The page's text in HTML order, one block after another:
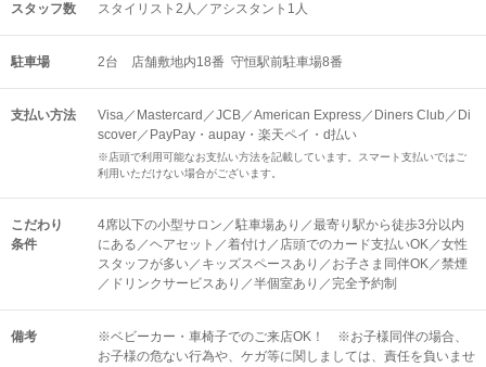
スタッフ数 スタイリスト2人／アシスタント1人
駐車場 2台 店舗敷地内18番 守恒駅前駐車場8番
支払い方法
Visa／Mastercard／JCB／American Express／Diners Club／Di
scover／PayPay・aupay・楽天ペイ・d払い
※店頭で利用可能なお支払い方法を記載しています。スマート支払いではご
利用いただけない場合がございます。
こだわり
条件
4席以下の小型サロン／駐車場あり／最寄り駅から徒歩3分以内
にある／ヘアセット／着付け／店頭でのカード支払いOK／女性
スタッフが多い／キッズスペースあり／お子さま同伴OK／禁煙
／ドリンクサービスあり／半個室あり／完全予約制
備考
※ベビーカー・車椅子でのご来店OK！ ※お子様同伴の場合、
お子様の危ない行為や、ケガ等に関しましては、責任を負いませ